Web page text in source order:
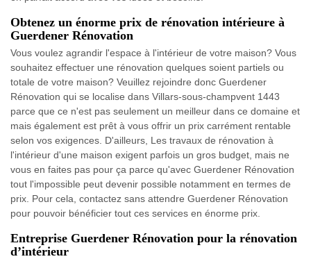
Obtenez un énorme prix de rénovation intérieure à
Guerdener Rénovation
Vous voulez agrandir l'espace à l'intérieur de votre maison? Vous
souhaitez effectuer une rénovation quelques soient partiels ou
totale de votre maison? Veuillez rejoindre donc Guerdener
Rénovation qui se localise dans Villars-sous-champvent 1443
parce que ce n'est pas seulement un meilleur dans ce domaine et
mais également est prêt à vous offrir un prix carrément rentable
selon vos exigences. D'ailleurs, Les travaux de rénovation à
l'intérieur d'une maison exigent parfois un gros budget, mais ne
vous en faites pas pour ça parce qu'avec Guerdener Rénovation
tout l'impossible peut devenir possible notamment en termes de
prix. Pour cela, contactez sans attendre Guerdener Rénovation
pour pouvoir bénéficier tout ces services en énorme prix.
Entreprise Guerdener Rénovation pour la rénovation
d’intérieur